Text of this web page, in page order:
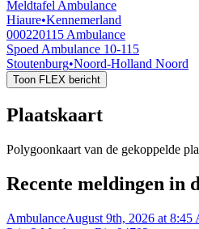
Meldtafel Ambulance
Hiaure•Kennemerland
000220115 Ambulance
Spoed Ambulance 10-115
Stoutenburg•Noord-Holland Noord
Toon FLEX bericht
Plaatskaart
Polygoonkaart van de gekoppelde
Recente meldingen in
AmbulanceAugust 9th, 2026 at 8:45